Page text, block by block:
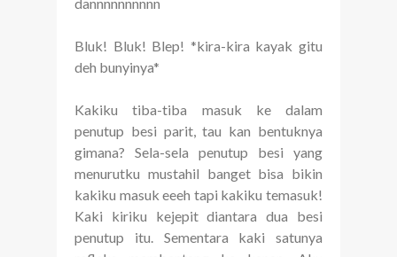
dannnnnnnnnn
Bluk! Bluk! Blep! *kira-kira kayak gitu
deh bunyinya*
Kakiku tiba-tiba masuk ke dalam
penutup besi parit, tau kan bentuknya
gimana? Sela-sela penutup besi yang
menurutku mustahil banget bisa bikin
kakiku masuk eeeh tapi kakiku temasuk!
Kaki kiriku kejepit diantara dua besi
penutup itu. Sementara kaki satunya